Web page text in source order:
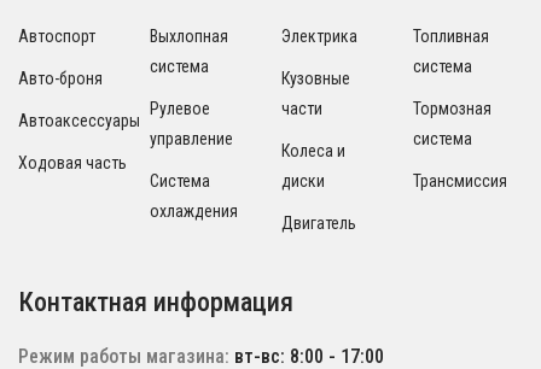
Автоспорт
Авто-броня
Автоаксессуары
Ходовая часть
Выхлопная
система
Рулевое
управление
Система
охлаждения
Электрика
Кузовные
части
Колеса и
диски
Двигатель
Топливная
система
Тормозная
система
Трансмиссия
Контактная информация
Режим работы магазина: вт-вс: 8:00 - 17:00